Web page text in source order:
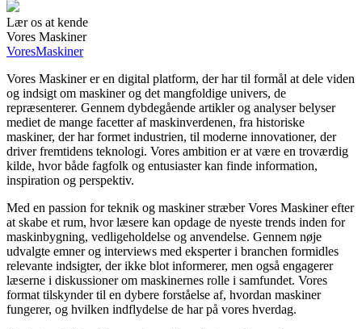
Lær os at kende
Vores Maskiner
VoresMaskiner
Vores Maskiner er en digital platform, der har til formål at dele viden
og indsigt om maskiner og det mangfoldige univers, de
repræsenterer. Gennem dybdegående artikler og analyser belyser
mediet de mange facetter af maskinverdenen, fra historiske
maskiner, der har formet industrien, til moderne innovationer, der
driver fremtidens teknologi. Vores ambition er at være en troværdig
kilde, hvor både fagfolk og entusiaster kan finde information,
inspiration og perspektiv.
Med en passion for teknik og maskiner stræber Vores Maskiner efter
at skabe et rum, hvor læsere kan opdage de nyeste trends inden for
maskinbygning, vedligeholdelse og anvendelse. Gennem nøje
udvalgte emner og interviews med eksperter i branchen formidles
relevante indsigter, der ikke blot informerer, men også engagerer
læserne i diskussioner om maskinernes rolle i samfundet. Vores
format tilskynder til en dybere forståelse af, hvordan maskiner
fungerer, og hvilken indflydelse de har på vores hverdag.